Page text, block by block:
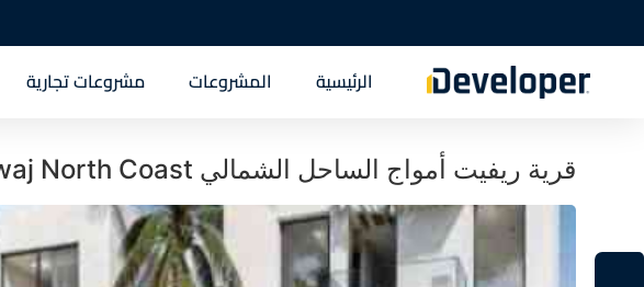
الرئيسية المشروعات مشروعات تجارية
قرية ريفيت أمواج الساحل الشمالي Village Rivette Amwaj North Coast تفاصيل